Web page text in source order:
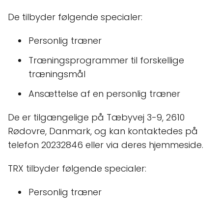
De tilbyder følgende specialer:
Personlig træner
Træningsprogrammer til forskellige
træningsmål
Ansættelse af en personlig træner
De er tilgængelige på Tæbyvej 3-9, 2610
Rødovre, Danmark, og kan kontaktedes på
telefon 20232846 eller via deres hjemmeside.
TRX tilbyder følgende specialer:
Personlig træner